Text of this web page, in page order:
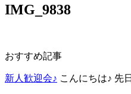
IMG_9838
おすすめ記事
新人歓迎会♪ こんにちは♪ 先